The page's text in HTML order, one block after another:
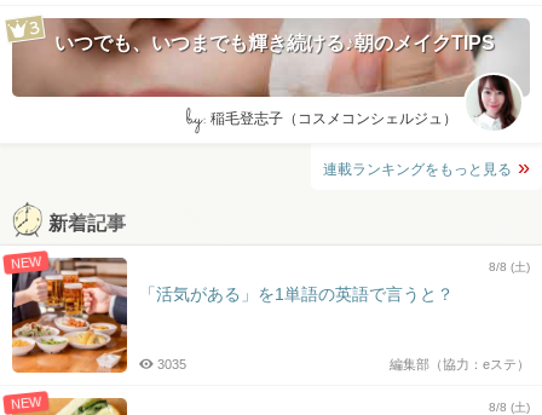
いつでも、いつまでも輝き続ける♪朝のメイクTIPS
by: 稲毛登志子（コスメコンシェルジュ）
連載ランキングをもっと見る
新着記事
NEW 8/8 (土)
「活気がある」を1単語の英語で言うと？
編集部（協力：eステ）
3035
NEW 8/8 (土)